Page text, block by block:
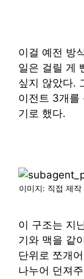
이걸 예전 방
일은 걸릴 게
싶지 않았다.
이전트 3개를
기로 했다.
이미지: 직접 제
이 구조는 지
기와 맥을 같
단위로 쪼개
나누어 던져